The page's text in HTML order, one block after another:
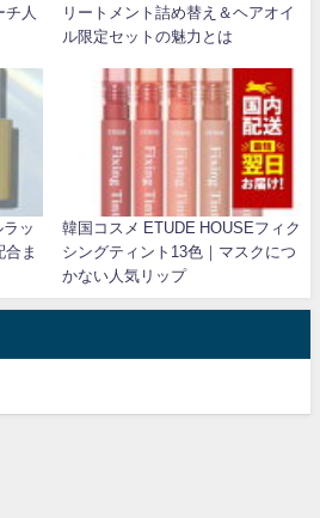
チ人
リートメント詰め替え＆ヘアオイ
ル限定セットの魅力とは
ッ
合ま
韓国コスメ ETUDE HOUSEフィク
シングティント13色｜マスクにつ
かない人気リップ